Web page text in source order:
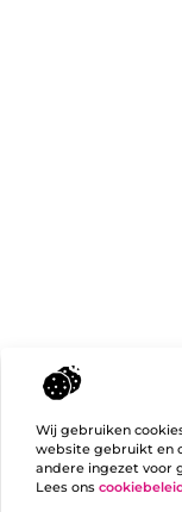
Wij gebruiken
website gebruikt en
andere ingezet voor
Lees ons